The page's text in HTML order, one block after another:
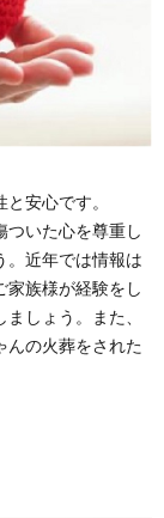
安心です。
ついた心を尊重し
。近年では情報は
家族様が経験をし
しょう。また、
んの火葬をされた